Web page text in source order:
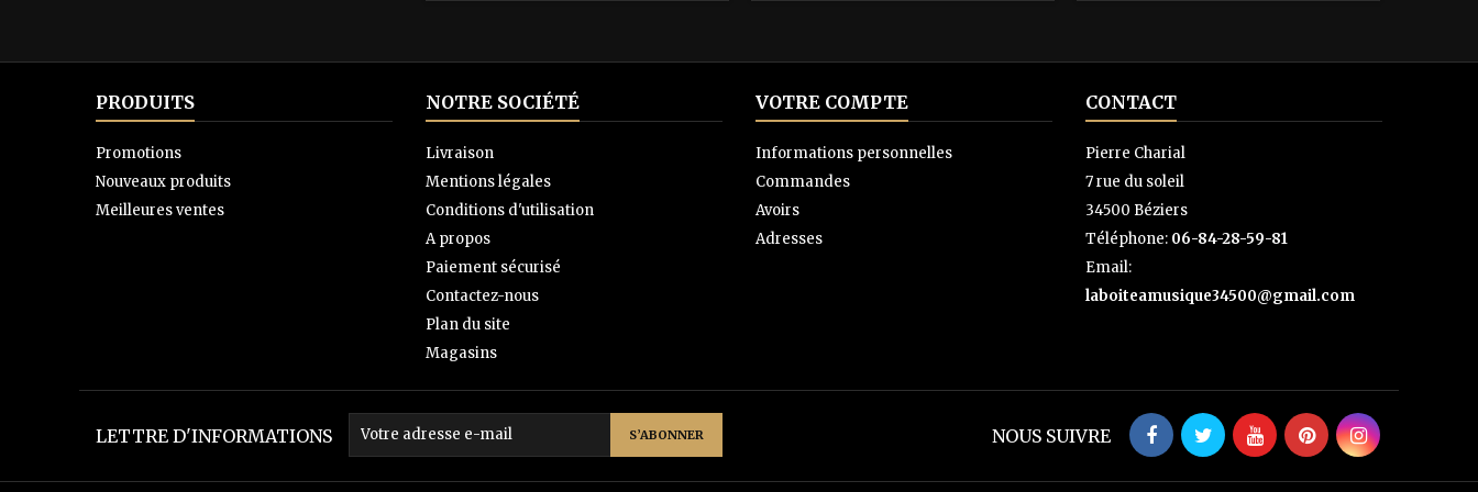
PRODUITS
Promotions
Nouveaux produits
Meilleures ventes
NOTRE SOCIÉTÉ
Livraison
Mentions légales
Conditions d'utilisation
A propos
Paiement sécurisé
Contactez-nous
Plan du site
Magasins
VOTRE COMPTE
Informations personnelles
Commandes
Avoirs
Adresses
CONTACT
Pierre Charial
7 rue du soleil
34500 Béziers
Téléphone: 06-84-28-59-81
Email:
laboiteamusique34500@gmail.com
LETTRE D'INFORMATIONS NOUS SUIVRE